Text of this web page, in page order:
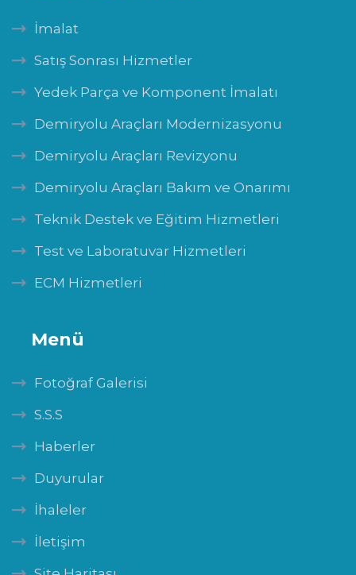
İmalat
Satış Sonrası Hizmetler
Yedek Parça ve Komponent İmalatı
Demiryolu Araçları Modernizasyonu
Demiryolu Araçları Revizyonu
Demiryolu Araçları Bakım ve Onarımı
Teknik Destek ve Eğitim Hizmetleri
Test ve Laboratuvar Hizmetleri
ECM Hizmetleri
Menü
Fotoğraf Galerisi
S.S.S
Haberler
Duyurular
İhaleler
İletişim